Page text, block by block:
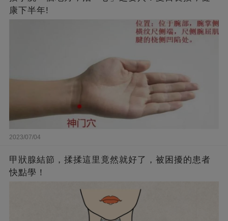
康下半年!
2023/07/04
甲狀腺結節，揉揉這里竟然就好了，被困擾的患者
快點學！